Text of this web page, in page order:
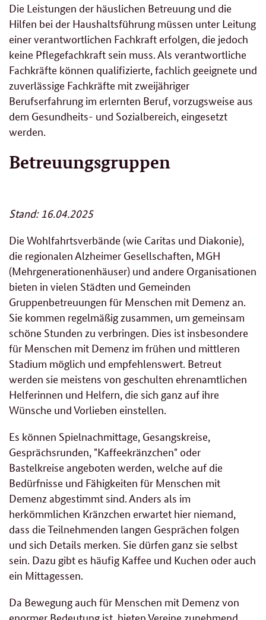
Die Leistungen der häuslichen Betreuung und die
Hilfen bei der Haushaltsführung müssen unter Leitung
einer verantwortlichen Fachkraft erfolgen, die jedoch
keine Pflegefachkraft sein muss. Als verantwortliche
Fachkräfte können qualifizierte, fachlich geeignete und
zuverlässige Fachkräfte mit zweijähriger
Berufserfahrung im erlernten Beruf, vorzugsweise aus
dem Gesundheits- und Sozialbereich, eingesetzt
werden.
Betreuungsgruppen
Stand: 16.04.2025
Die Wohlfahrtsverbände (wie Caritas und Diakonie),
die regionalen Alzheimer Gesellschaften, MGH
(Mehrgenerationenhäuser) und andere Organisationen
bieten in vielen Städten und Gemeinden
Gruppenbetreuungen für Menschen mit Demenz an.
Sie kommen regelmäßig zusammen, um gemeinsam
schöne Stunden zu verbringen. Dies ist insbesondere
für Menschen mit Demenz im frühen und mittleren
Stadium möglich und empfehlenswert. Betreut
werden sie meistens von geschulten ehrenamtlichen
Helferinnen und Helfern, die sich ganz auf ihre
Wünsche und Vorlieben einstellen.
Es können Spielnachmittage, Gesangskreise,
Gesprächsrunden, "Kaffeekränzchen" oder
Bastelkreise angeboten werden, welche auf die
Bedürfnisse und Fähigkeiten für Menschen mit
Demenz abgestimmt sind. Anders als im
herkömmlichen Kränzchen erwartet hier niemand,
dass die Teilnehmenden langen Gesprächen folgen
und sich Details merken. Sie dürfen ganz sie selbst
sein. Dazu gibt es häufig Kaffee und Kuchen oder auch
ein Mittagessen.
Da Bewegung auch für Menschen mit Demenz von
enormer Bedeutung ist, bieten Vereine zunehmend